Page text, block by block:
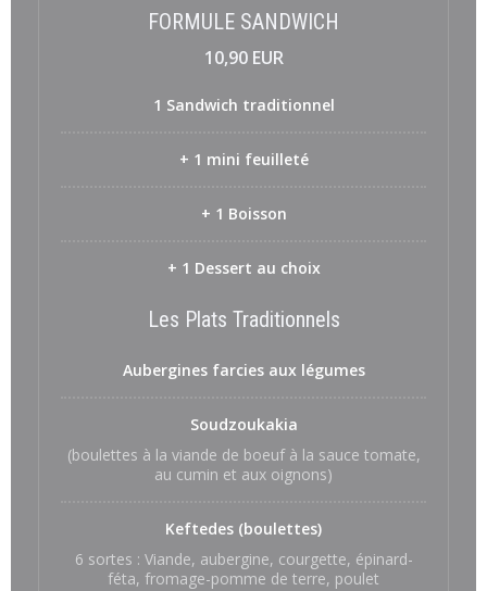
FORMULE SANDWICH
10,90 EUR
1 Sandwich traditionnel
+ 1 mini feuilleté
+ 1 Boisson
+ 1 Dessert au choix
Les Plats Traditionnels
Aubergines farcies aux légumes
Soudzoukakia
(boulettes à la viande de boeuf à la sauce tomate,
au cumin et aux oignons)
Keftedes (boulettes)
6 sortes : Viande, aubergine, courgette, épinard-
féta, fromage-pomme de terre, poulet